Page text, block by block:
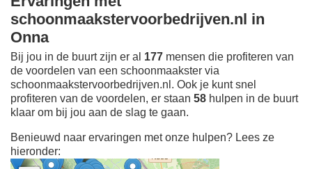
schoonmaakstervoorbedrijven.nl in
Onna
Bij jou in de buurt zijn er al 177 mensen die profiteren van
de voordelen van een schoonmaakster via
schoonmaakstervoorbedrijven.nl. Ook je kunt snel
profiteren van de voordelen, er staan 58 hulpen in de buurt
klaar om bij jou aan de slag te gaan.
Benieuwd naar ervaringen met onze hulpen? Lees ze
hieronder: